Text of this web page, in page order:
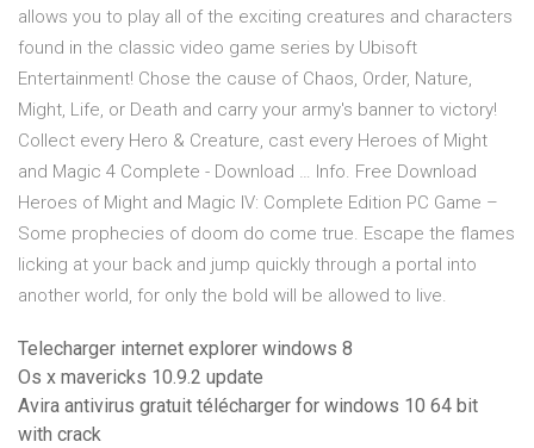
allows you to play all of the exciting creatures and characters
found in the classic video game series by Ubisoft
Entertainment! Chose the cause of Chaos, Order, Nature,
Might, Life, or Death and carry your army's banner to victory!
Collect every Hero & Creature, cast every Heroes of Might
and Magic 4 Complete - Download … Info. Free Download
Heroes of Might and Magic IV: Complete Edition PC Game –
Some prophecies of doom do come true. Escape the flames
licking at your back and jump quickly through a portal into
another world, for only the bold will be allowed to live.
Telecharger internet explorer windows 8
Os x mavericks 10.9.2 update
Avira antivirus gratuit télécharger for windows 10 64 bit
with crack